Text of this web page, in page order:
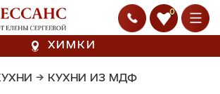
0
ХИМКИ
→ КУХНИ ИЗ МДФ